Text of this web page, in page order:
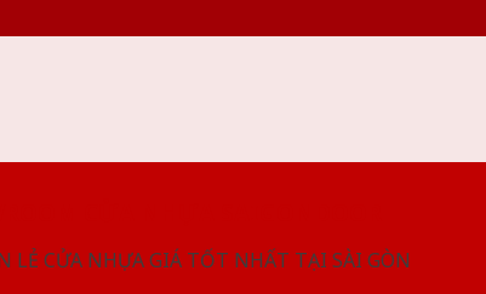
LẺ CỬA NHỰA GIÁ TỐT NHẤT TẠI SÀI GÒN